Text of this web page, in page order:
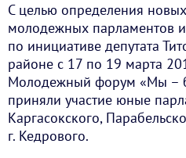
С целью определения
молодежных парламентов
по инициативе депутата
районе с 17 по 19 марта
Молодежный форум «Мы –
приняли участие юные
Каргасокского,
г. Кедрового.